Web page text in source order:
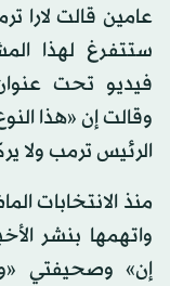
عامين قالت لارا
ستتفرغ لهذا
فيديو تحت عنوان
وقالت إن «هذا
الرئيس ترمب ولا
منذ الانتخابات
واتهمها بنشر
إن» وصحيفتي